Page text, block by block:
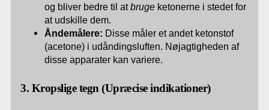
og bliver bedre til atbruge ketonerne i stedet for
at udskille dem.
Åndemålere: Disse måler et andet ketonstof
(acetone) i udåndingsluften. Nøjagtigheden af
disse apparater kan variere.
3. Kropslige tegn (Upræcise indikationer)